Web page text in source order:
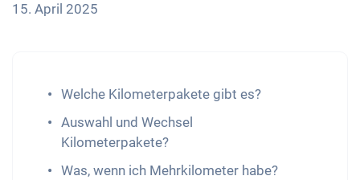
15. April 2025
Welche Kilometerpakete gibt es?
Auswahl und Wechsel
Kilometerpakete?
Was, wenn ich Mehrkilometer habe?